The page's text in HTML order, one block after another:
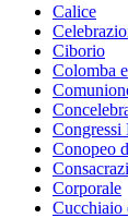
Calice
Ciborio
Colomba
Congressi
Conopeo
Corporale
Cucchiaio